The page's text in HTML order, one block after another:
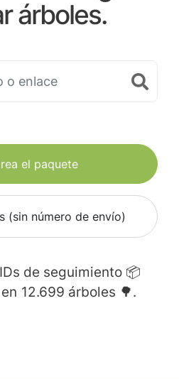
árboles.
el paquete
(sin número de envío)
IDs de seguimiento 📦
12.699 árboles 🌳.